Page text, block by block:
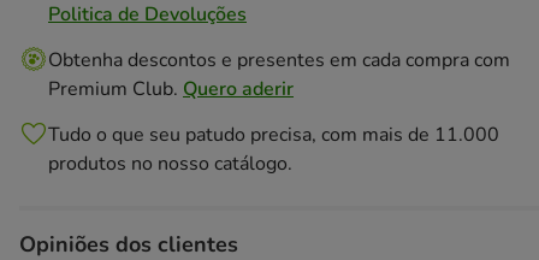
Politica de Devoluções
Obtenha descontos e presentes em cada compra com
Premium Club. Quero aderir
Tudo o que seu patudo precisa, com mais de 11.000
produtos no nosso catálogo.
Opiniões dos clientes